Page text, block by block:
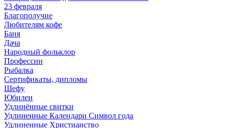
23 февраля
Благополучие
Любителям кофе
Баня
Дача
Народный фольклор
Профессии
Рыбалка
Сертификаты, дипломы
Шефу
Юбилеи
Удлинённые свитки
Удлиненные Календари Символ года
Удлиненные Христианство